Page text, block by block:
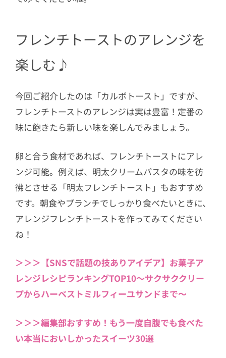
フレンチトーストのアレンジを
楽しむ♪
今回ご紹介したのは「カルボトースト」ですが、
フレンチトーストのアレンジは実は豊富！定番の
味に飽きたら新しい味を楽しんでみましょう。
卵と合う食材であれば、フレンチトーストにアレ
ンジ可能。例えば、明太クリームパスタの味を彷
彿とさせる「明太フレンチトースト」もおすすめ
です。朝食やブランチでしっかり食べたいときに、
アレンジフレンチトーストを作ってみてください
ね！
＞＞＞【SNSで話題の技ありアイデア】お菓子ア
レンジレシピランキングTOP10〜サクサククリー
プからハーベストミルフィーユサンドまで〜
＞＞＞編集部おすすめ！もう一度自腹でも食べた
い本当においしかったスイーツ30選